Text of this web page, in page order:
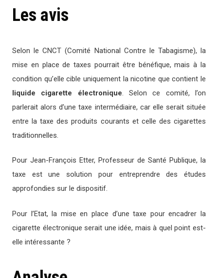
Les avis
Selon le CNCT (Comité National Contre le Tabagisme), la
mise en place de taxes pourrait être bénéfique, mais à la
condition qu’elle cible uniquement la nicotine que contient le
liquide cigarette électronique. Selon ce comité, l’on
parlerait alors d’une taxe intermédiaire, car elle serait située
entre la taxe des produits courants et celle des cigarettes
traditionnelles.
Pour Jean-François Etter, Professeur de Santé Publique, la
taxe est une solution pour entreprendre des études
approfondies sur le dispositif.
Pour l’Etat, la mise en place d’une taxe pour encadrer la
cigarette électronique serait une idée, mais à quel point est-
elle intéressante ?